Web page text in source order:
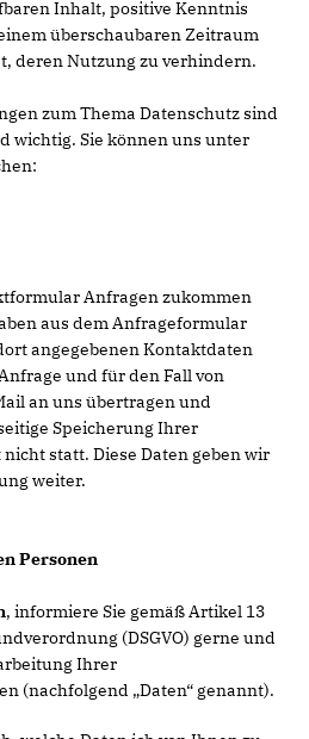
Inhalt, positive Kenntnis
überschaubaren Zeitraum
deren Nutzung zu verhindern.
zum Thema Datenschutz sind
wichtig. Sie können uns unter
Anfragen zukommen
aus dem Anfrageformular
angegebenen Kontaktdaten
und für den Fall von
an uns übertragen und
Speicherung Ihrer
statt. Diese Daten geben wir
weiter.
Personen
, informiere Sie gemäß Artikel 13
(DSGVO) gerne und
Ihrer
(nachfolgend „Daten“ genannt).